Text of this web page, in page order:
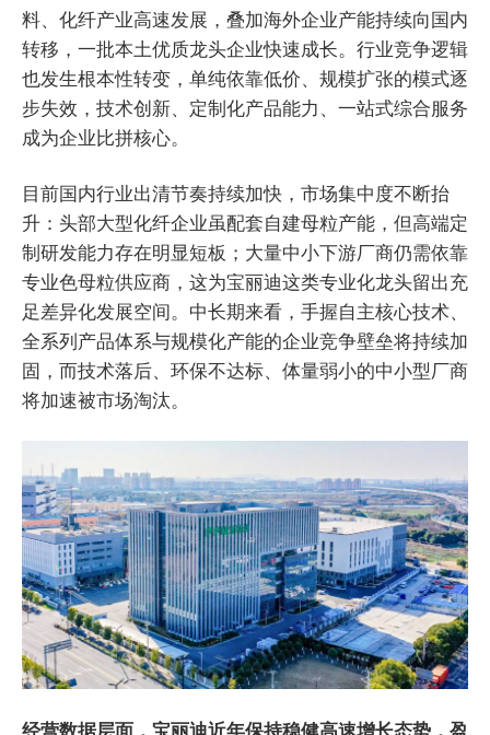
料、化纤产业高速发展，叠加海外企业产能持续向国内
转移，一批本土优质龙头企业快速成长。行业竞争逻辑
也发生根本性转变，单纯依靠低价、规模扩张的模式逐
步失效，技术创新、定制化产品能力、一站式综合服务
成为企业比拼核心。
目前国内行业出清节奏持续加快，市场集中度不断抬
升：头部大型化纤企业虽配套自建母粒产能，但高端定
制研发能力存在明显短板；大量中小下游厂商仍需依靠
专业色母粒供应商，这为宝丽迪这类专业化龙头留出充
足差异化发展空间。中长期来看，手握自主核心技术、
全系列产品体系与规模化产能的企业竞争壁垒将持续加
固，而技术落后、环保不达标、体量弱小的中小型厂商
将加速被市场淘汰。
经营数据层面，宝丽迪近年保持稳健高速增长态势，盈